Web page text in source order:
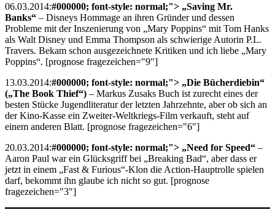
06.03.2014:#000000; font-style: normal;"> „Saving Mr.
Banks“ – Disneys Hommage an ihren Gründer und dessen
Probleme mit der Inszenierung von „Mary Poppins“ mit Tom Hanks
als Walt Disney und Emma Thompson als schwierige Autorin P.L.
Travers. Bekam schon ausgezeichnete Kritiken und ich liebe „Mary
Poppins“. [prognose fragezeichen="9"]
13.03.2014:#000000; font-style: normal;"> „Die Bücherdiebin“
(„The Book Thief“) – Markus Zusaks Buch ist zurecht eines der
besten Stücke Jugendliteratur der letzten Jahrzehnte, aber ob sich an
der Kino-Kasse ein Zweiter-Weltkriegs-Film verkauft, steht auf
einem anderen Blatt. [prognose fragezeichen="6"]
20.03.2014:#000000; font-style: normal;"> „Need for Speed“ –
Aaron Paul war ein Glücksgriff bei „Breaking Bad“, aber dass er
jetzt in einem „Fast & Furious“-Klon die Action-Hauptrolle spielen
darf, bekommt ihn glaube ich nicht so gut. [prognose
fragezeichen="3"]